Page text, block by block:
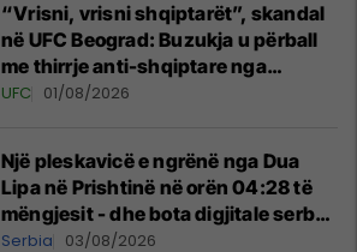
“Vrisni, vrisni shqiptarët”, skandal
në UFC Beograd: Buzukja u përball
me thirrje anti-shqiptare nga
tribunat
UFC 01/08/2026
Një pleskavicë e ngrënë nga Dua
Lipa në Prishtinë në orën 04:28 të
mëngjesit - dhe bota digjitale serbe
shpall gjendjen e luftës
Serbia 03/08/2026